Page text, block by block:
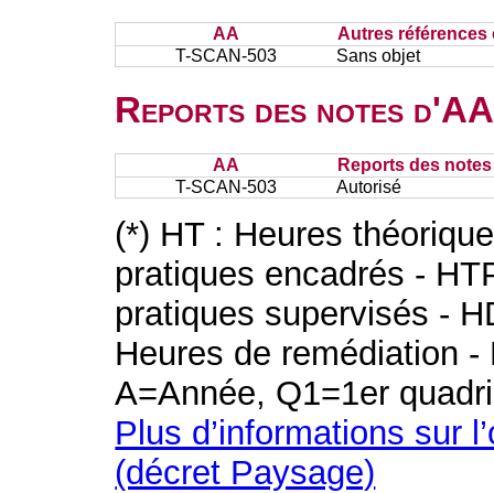
AA
Autres références
T-SCAN-503
Sans objet
Reports des notes
AA
Reports des
T-SCAN-503
Autorisé
(*) HT : Heures
pratiques encadrés -
pratiques supervisés -
Heures de remédiation
A=Année, Q1=1er
Plus d’informations sur
(décret Paysage)